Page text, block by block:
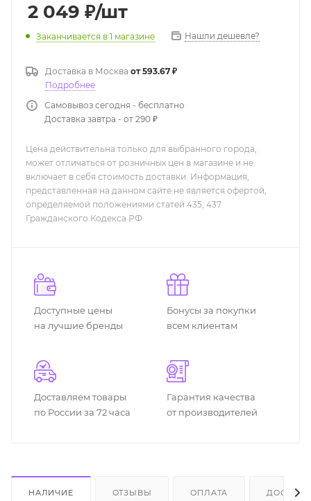
2 049 ₽/шт
Заканчивается в 1 магазине Нашли дешевле?
Доставка в Москва от 593.67 ₽
Подробнее
Самовывоз сегодня - бесплатно
Доставка завтра - от 290 ₽
Цена действительна только для выбранного города,
может отличаться от розничных цен в магазине и не
включает в себя стоимость доставки. Информация,
представленная на данном сайте не является офертой,
определяемой положениями статей 435, 437
Гражданского Кодекса РФ
Доступные цены
на лучшие бренды
Бонусы за покупки
всем клиентам
Доставляем товары
по России за 72 часа
Гарантия качества
от производителей
НАЛИЧИЕ ОТЗЫВЫ ОПЛАТА